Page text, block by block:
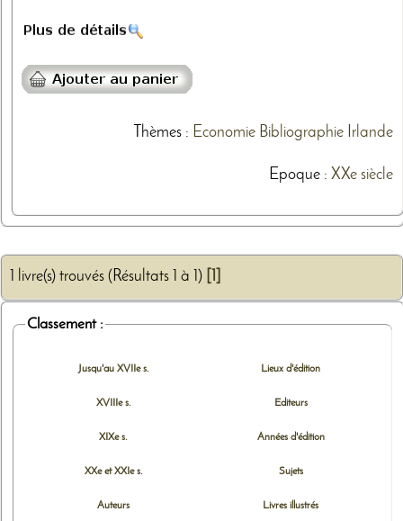
Thèmes: Economie Bibliographie Irlande
Epoque : XXe siècle
1 livre(s) trouvés (Résultats 1 à 1)
Classement :
Jusqu'au XVIIe s.
XVIIIe s.
XIXe s.
XXe et XXIe s.
Auteurs
Lieux d'édition
Editeurs
Années d'édition
Sujets
Livres illustrés